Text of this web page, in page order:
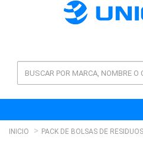
INICIO PACK DE BOLSAS DE